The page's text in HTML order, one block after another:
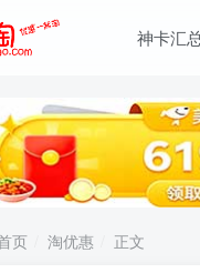
神卡汇总
页 淘优惠 正文